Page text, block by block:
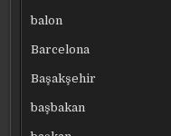
balon
Barcelona
Başakşehir
başbakan